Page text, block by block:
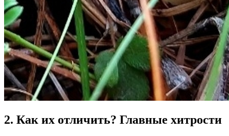
2. Как их отличить? Главные хитрости